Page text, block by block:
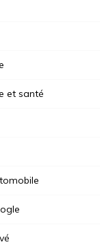
et santé